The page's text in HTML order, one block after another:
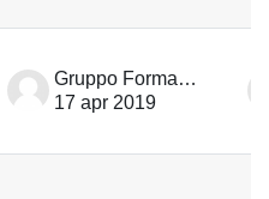
Gruppo Formazione
17 apr 2019